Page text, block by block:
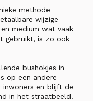
methode
wijzige
medium wat vaak
gebruikt, is zo ook
bushokjes in
op een andere
en blijft de
in het straatbeeld.